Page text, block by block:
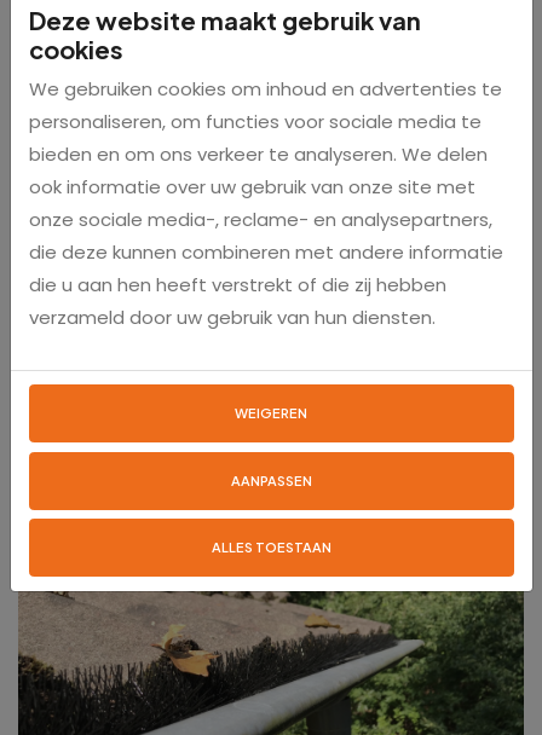
Nieuwsgierig naar de mogelijkheden?
Bekijk hier de vogelweringborstels en ontdek hoe je je
dakgoot schoon en vogelvrij houdt.
Deze website maakt gebruik van
cookies
We gebruiken cookies om inhoud en advertenties te
personaliseren, om functies voor sociale media te
bieden en om ons verkeer te analyseren. We delen
ook informatie over uw gebruik van onze site met
onze sociale media-, reclame- en analysepartners,
die deze kunnen combineren met andere informatie
die u aan hen heeft verstrekt of die zij hebben
verzameld door uw gebruik van hun diensten.
WEIGEREN
AANPASSEN
ALLES TOESTAAN